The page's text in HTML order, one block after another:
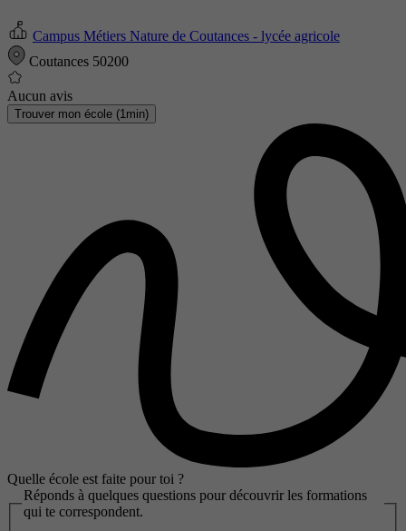
Campus Métiers Nature de Coutances - lycée agricole
Coutances 50200
Aucun avis
Trouver mon école (1min)
Quelle école est faite pour toi ?
Réponds à quelques questions pour découvrir les formations
qui te correspondent.